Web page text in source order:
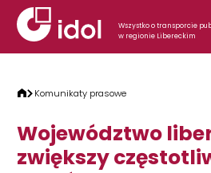
Przejdź do treści
Wszystko o transporcie
w regionie Libereckim
Komunikaty prasowe
Województwo
zwiększy